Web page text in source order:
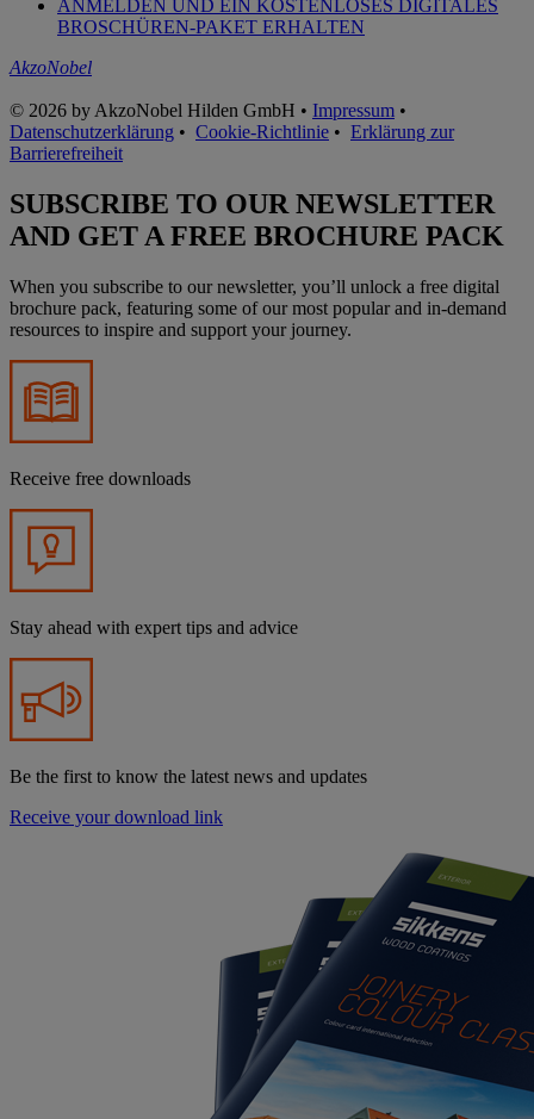
ANMELDEN UND EIN KOSTENLOSES DIGITALES
BROSCHÜREN-PAKET ERHALTEN
AkzoNobel
© 2026 by AkzoNobel Hilden GmbH • Impressum •
Datenschutzerklärung • Cookie-Richtlinie • Erklärung zur
Barrierefreiheit
SUBSCRIBE TO OUR NEWSLETTER
AND GET A FREE BROCHURE PACK
When you subscribe to our newsletter, you’ll unlock a free digital
brochure pack, featuring some of our most popular and in-demand
resources to inspire and support your journey.
Receive free downloads
Stay ahead with expert tips and advice
Be the first to know the latest news and updates
Receive your download link